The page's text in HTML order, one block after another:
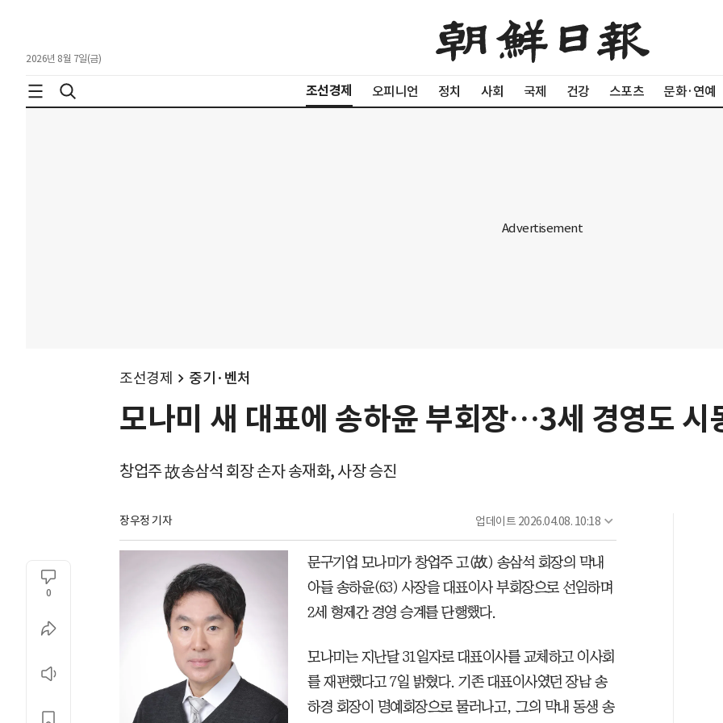
2026년 8월 7일(금)
조선경제 오피니언 정치 사회 국제 건강 스포츠 문화·연예
조선경제 중기·벤처
모나미 새 대표에 송하윤 부회장…3세 경영도 시
창업주 故송삼석 회장 손자 송재화, 사장 승진
장우정 기자 업데이트 2026.04.08. 10:18
0
문구기업 모나미가 창업주 고(故) 송삼석 회장의 막내
아들 송하윤(63) 사장을 대표이사 부회장으로 선임하며
2세 형제간 경영 승계를 단행했다.
모나미는 지난달 31일자로 대표이사를 교체하고 이사회
를 재편했다고 7일 밝혔다. 기존 대표이사였던 장남 송
하경 회장이 명예회장으로 물러나고, 그의 막내 동생 송